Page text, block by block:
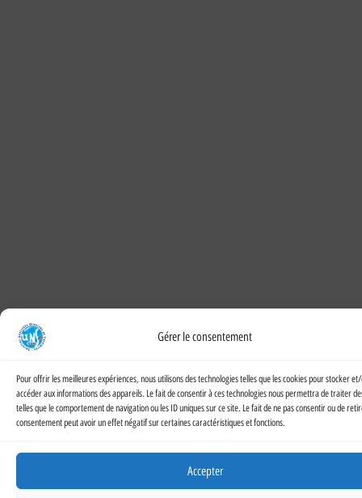
Gérer le consentement
Pour offrir les meilleures expériences, nous utilisons des technologies telles que les cookies pour stocker
accéder aux informations des appareils. Le fait de consentir à ces technologies nous permettra de traiter
telles que le comportement de navigation ou les ID uniques sur ce site. Le fait de ne pas consentir ou de
consentement peut avoir un effet négatif sur certaines caractéristiques et fonctions.
Accepter